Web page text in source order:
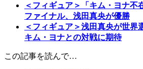
＜フィギュア＞「キム・ヨナ不
ファイナル、浅田真央が優勝
＜フィギュア＞浅田真央が世
キム・ヨナとの対戦に期待
この記事を読んで…